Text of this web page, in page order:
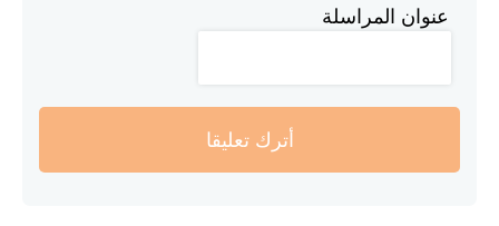
عنوان المراسلة
أترك تعليقا